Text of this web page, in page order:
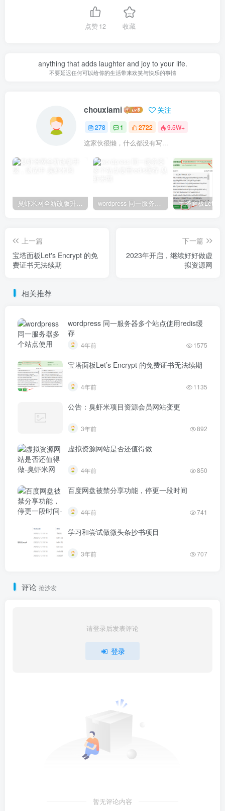
点赞12 收藏
anything that adds laughter and joy to your life.
不要延迟任何可以给你的生活带来欢笑与快乐的事情
chouxiami 关注
278 1 2722 9.5W+
这家伙很懒，什么都没有写...
上一篇
宝塔面板Let's Encrypt 的免
费证书无法续期
下一篇
2023年开启，继续好好做虚
拟资源网
相关推荐
wordpress 同一服务器多个站点使用redis缓
存
4年前 1575
宝塔面板Let’s Encrypt 的免费证书无法续期
4年前 1135
公告：臭虾米项目资源会员网站变更
3年前 892
虚拟资源网站是否还值得做
4年前 850
百度网盘被禁分享功能，停更一段时间
4年前 741
学习和尝试做微头条抄书项目
3年前 707
评论 抢沙发
请登录后发表评论
登录
暂无评论内容